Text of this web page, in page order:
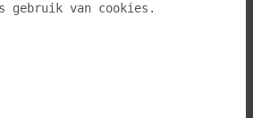
gebruik van cookies.